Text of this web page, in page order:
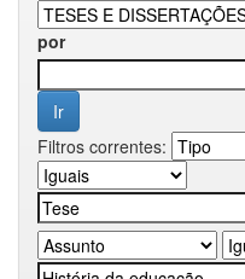
por
Filtros correntes: